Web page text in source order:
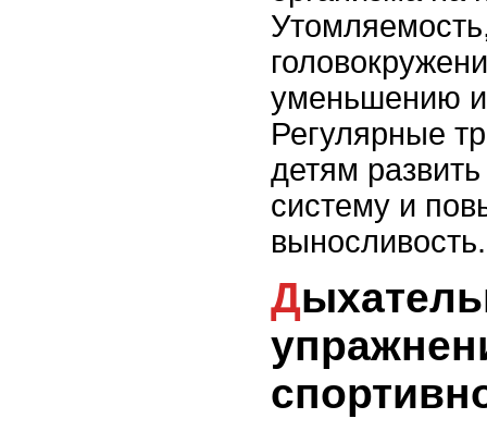
уменьшению
Регулярные
детям
систему и
выносливость.
Дыхательные